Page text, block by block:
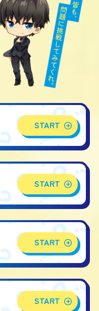
START
START
START
START